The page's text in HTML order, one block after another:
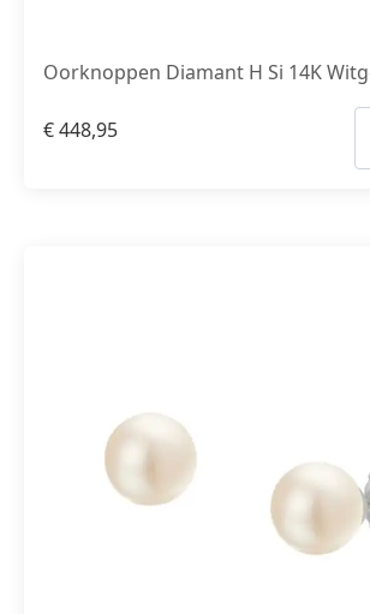
Oorknoppen Diamant H Si 14K
€448,95